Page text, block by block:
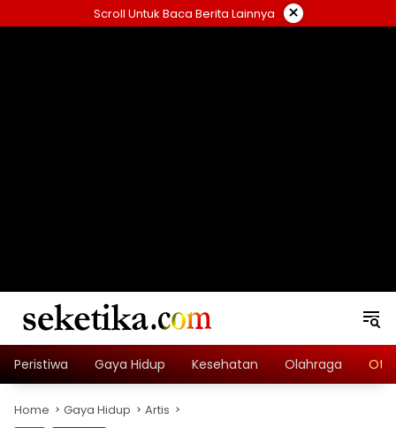
to
Scroll Untuk Baca Berita Lainnya ×
Peristiwa Gaya Hidup Kesehatan Olahraga
Home Gaya Hidup Artis